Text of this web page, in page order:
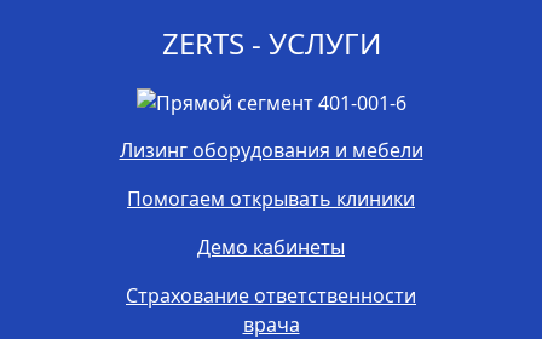
ZERTS - УСЛУГИ
Лизинг оборудования и мебели
Помогаем открывать клиники
Демо кабинеты
Страхование ответственности
врача